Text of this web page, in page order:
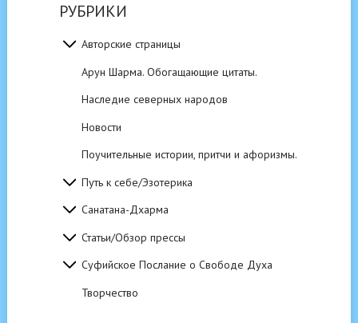
РУБРИКИ
Авторские страницы
Арун Шарма. Обогащающие цитаты.
Наследие северных народов
Новости
Поучительные истории, притчи и афоризмы.
Путь к себе/Эзотерика
Санатана-Дхарма
Статьи/Обзор прессы
Суфийское Послание о Свободе Духа
Творчество